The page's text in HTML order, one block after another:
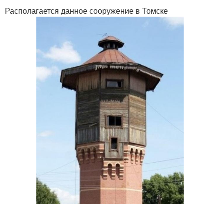
Располагается данное сооружение в Томске